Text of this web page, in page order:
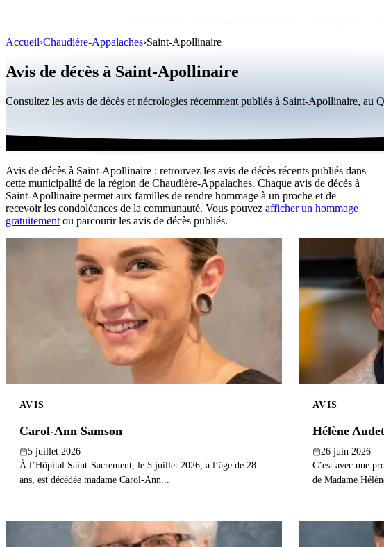
Accueil›Chaudière-Appalaches›Saint-Apollinaire
Avis de décès à Saint-Apollinaire
Consultez les avis de décès et nécrologies récemment publiés à Saint-Apollinaire, au
Avis de décès à Saint-Apollinaire : retrouvez les avis de décès récents publiés dans
cette municipalité de la région de Chaudière-Appalaches. Chaque avis de décès à
Saint-Apollinaire permet aux familles de rendre hommage à un proche et de
recevoir les condoléances de la communauté. Vous pouvez afficher un hommage
gratuitement ou parcourir les avis de décès publiés.
AVIS
Carol-Ann Samson
5 juillet 2026
À l’Hôpital Saint-Sacrement, le 5 juillet 2026, à l’âge de 28
ans, est décédée madame Carol-Ann...
AVIS
Hélène Audet
26 juin 2026
C’est avec une
de Madame